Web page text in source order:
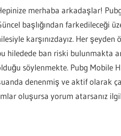
merhaba arkadaşlar!
başlığından farkedileceği
karşınızdayız. Her
hiledede ban riski bulunmakta
söylenmekte. Pubg Mobile
denenmiş ve aktif olarak
oluşursa yorum atarsanız